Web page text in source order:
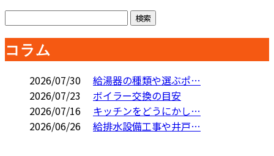
コラム
2026/07/30
給湯器の種類や選ぶポ…
2026/07/23
ボイラー交換の目安
2026/07/16
キッチンをどうにかし…
2026/06/26
給排水設備工事や井戸…